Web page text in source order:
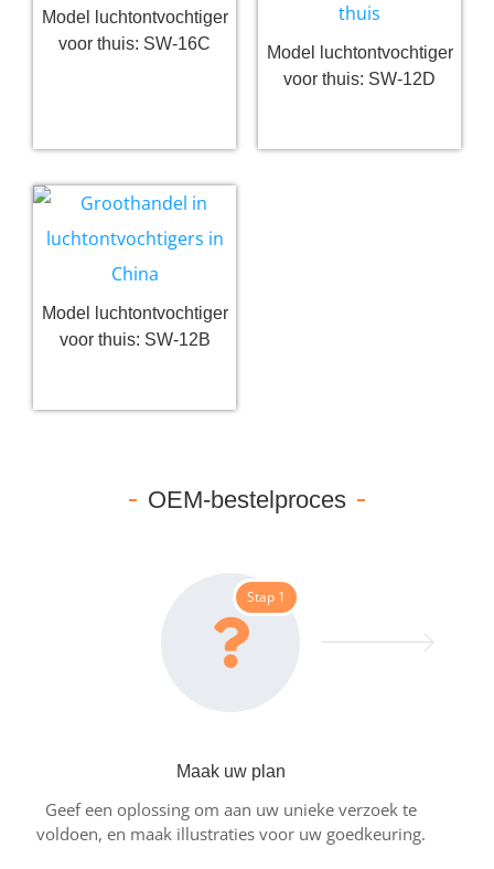
Model luchtontvochtiger
voor thuis: SW-16C
Model luchtontvochtiger
voor thuis: SW-12D
Model luchtontvochtiger
voor thuis: SW-12B
OEM-bestelproces
Stap 1
Maak uw plan
Geef een oplossing om aan uw unieke verzoek te
voldoen, en maak illustraties voor uw goedkeuring.